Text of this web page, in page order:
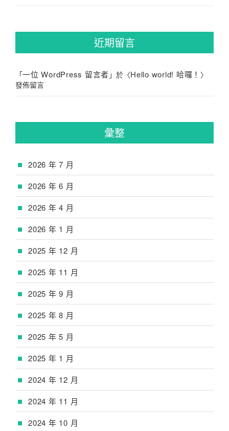
近期留言
「一位 WordPress 留言者 」於〈Hello world! 哈囉！ 〉
發佈留言
彙整
2026 年 7 月
2026 年 6 月
2026 年 4 月
2026 年 1 月
2025 年 12 月
2025 年 11 月
2025 年 9 月
2025 年 8 月
2025 年 5 月
2025 年 1 月
2024 年 12 月
2024 年 11 月
2024 年 10 月